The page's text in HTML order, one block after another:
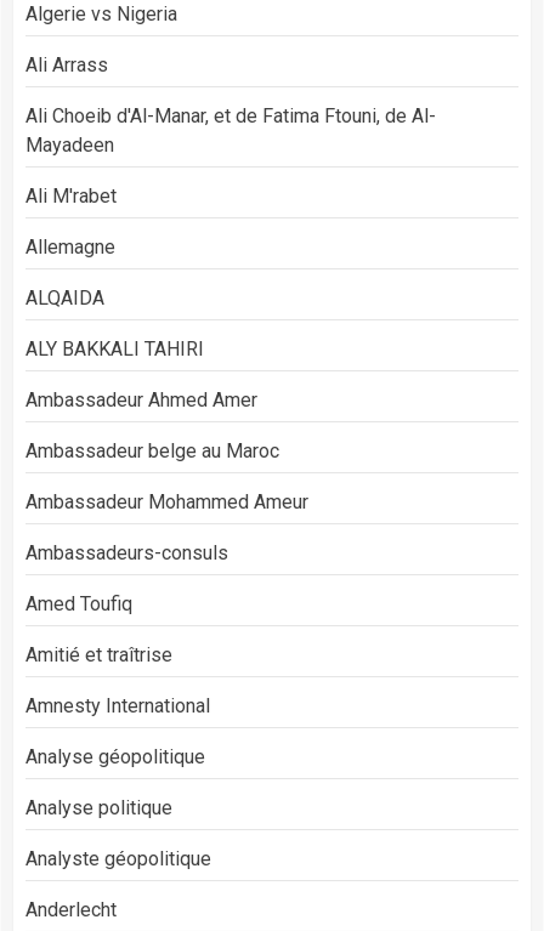
Algerie vs Nigeria
Ali Arrass
Ali Choeib d'Al-Manar, et de Fatima Ftouni, de Al-
Mayadeen
Ali M'rabet
Allemagne
ALQAIDA
ALY BAKKALI TAHIRI
Ambassadeur Ahmed Amer
Ambassadeur belge au Maroc
Ambassadeur Mohammed Ameur
Ambassadeurs-consuls
Amed Toufiq
Amitié et traîtrise
Amnesty International
Analyse géopolitique
Analyse politique
Analyste géopolitique
Anderlecht